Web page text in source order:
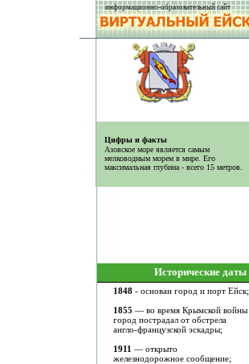
информационно-образовательный сайт
Цифры и факты
Азовское море является самым
мелководным морем в мире. Его
максимальная глубина - всего 15 метров.
Исторические даты
1848 - основан город и порт Ейск;
1855 — во время Крымской войны
город пострадал от обстрела
англо-французской эскадры;
1911 — открыто
железнодорожное сообщение;